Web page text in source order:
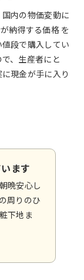
内の物価変動に
納得する価格 を
段で購入してい
、生産者にと
現金が手に入り
ます
晩安心し
周りのひ
下地ま